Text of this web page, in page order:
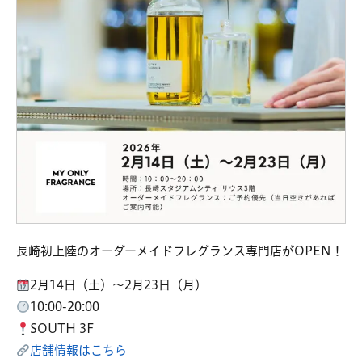
長崎初上陸のオーダーメイドフレグランス専門店がOPEN！
2月14日（土）～2月23日（月）
10:00-20:00
SOUTH 3F
店舗情報はこちら